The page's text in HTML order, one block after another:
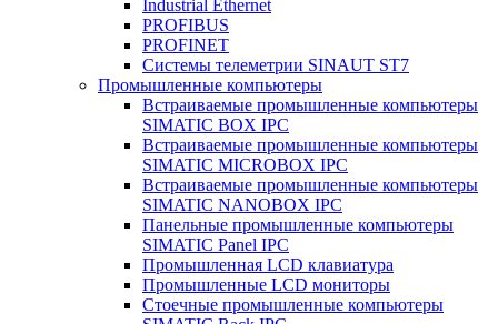
Industrial Ethernet
PROFIBUS
PROFINET
Системы телеметрии SINAUT ST7
Промышленные компьютеры
Встраиваемые промышленные компьютеры
SIMATIC BOX IPC
Встраиваемые промышленные компьютеры
SIMATIC MICROBOX IPC
Встраиваемые промышленные компьютеры
SIMATIC NANOBOX IPC
Панельные промышленные компьютеры
SIMATIC Panel IPC
Промышленная LCD клавиатура
Промышленные LCD мониторы
Стоечные промышленные компьютеры